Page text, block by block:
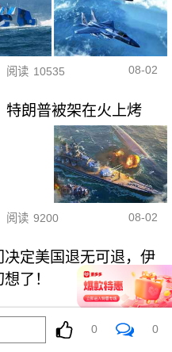
阅读 10535 08-02
特朗普被架在火上烤
阅读 9200 08-02
决定美国退无可退，伊
了！
0 0